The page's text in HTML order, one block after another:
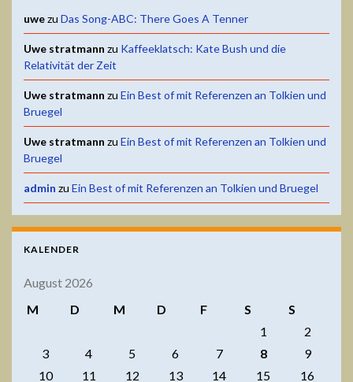
uwezu Das Song-ABC: There Goes A Tenner
Uwe stratmann zu Kaffeeklatsch: Kate Bush und die
Relativität der Zeit
Uwe stratmann zu Ein Best of mit Referenzen an Tolkien und
Bruegel
Uwe stratmann zu Ein Best of mit Referenzen an Tolkien und
Bruegel
admin zu Ein Best of mit Referenzen an Tolkien und Bruegel
KALENDER
August 2026
M
D M D F S
S
1
2
3
4 5 6 7 8
9
10
11 12 13 14 15
16